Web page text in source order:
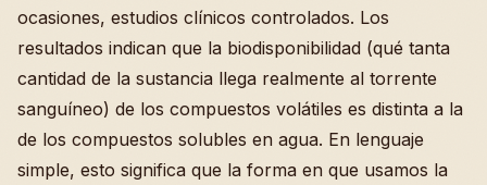
ocasiones, estudios clínicos controlados. Los
resultados indican que la biodisponibilidad (qué tanta
cantidad de la sustancia llega realmente al torrente
sanguíneo) de los compuestos volátiles es distinta a la
de los compuestos solubles en agua. En lenguaje
simple, esto significa que la forma en que usamos la